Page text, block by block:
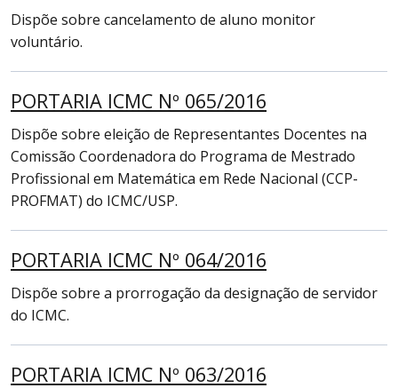
Dispõe sobre cancelamento de aluno monitor
voluntário.
PORTARIA ICMC Nº 065/2016
Dispõe sobre eleição de Representantes Docentes na
Comissão Coordenadora do Programa de Mestrado
Profissional em Matemática em Rede Nacional (CCP-
PROFMAT) do ICMC/USP.
PORTARIA ICMC Nº 064/2016
Dispõe sobre a prorrogação da designação de servidor
do ICMC.
PORTARIA ICMC Nº 063/2016